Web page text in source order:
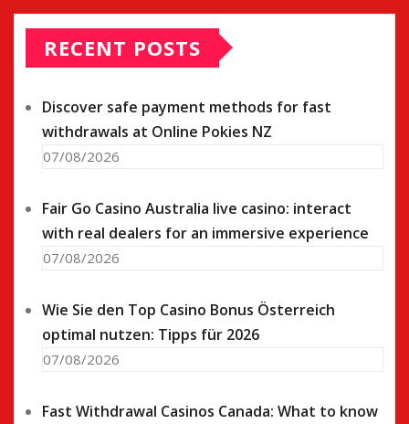
RECENT POSTS
Discover safe payment methods for fast
withdrawals at Online Pokies NZ
07/08/2026
Fair Go Casino Australia live casino: interact
with real dealers for an immersive experience
07/08/2026
Wie Sie den Top Casino Bonus Österreich
optimal nutzen: Tipps für 2026
07/08/2026
Fast Withdrawal Casinos Canada: What to know